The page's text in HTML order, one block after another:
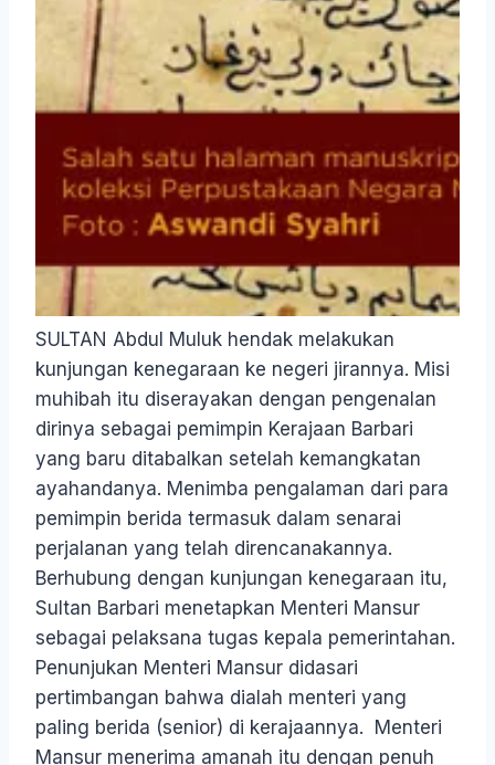
SULTAN Abdul Muluk hendak melakukan
kunjungan kenegaraan ke negeri jirannya. Misi
muhibah itu diserayakan dengan pengenalan
dirinya sebagai pemimpin Kerajaan Barbari
yang baru ditabalkan setelah kemangkatan
ayahandanya. Menimba pengalaman dari para
pemimpin berida termasuk dalam senarai
perjalanan yang telah direncanakannya.
Berhubung dengan kunjungan kenegaraan itu,
Sultan Barbari menetapkan Menteri Mansur
sebagai pelaksana tugas kepala pemerintahan.
Penunjukan Menteri Mansur didasari
pertimbangan bahwa dialah menteri yang
paling berida (senior) di kerajaannya. Menteri
Mansur menerima amanah itu dengan penuh